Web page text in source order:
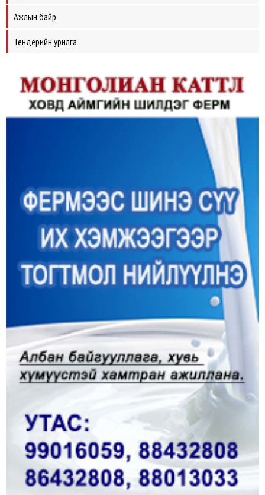
Ажлын байр
Тендерийн урилга